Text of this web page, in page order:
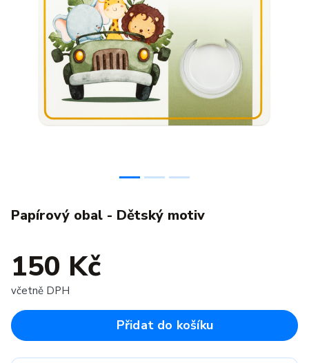
Previous
Papírový obal - Dětský motiv
150 Kč
včetně DPH
Přidat do košíku